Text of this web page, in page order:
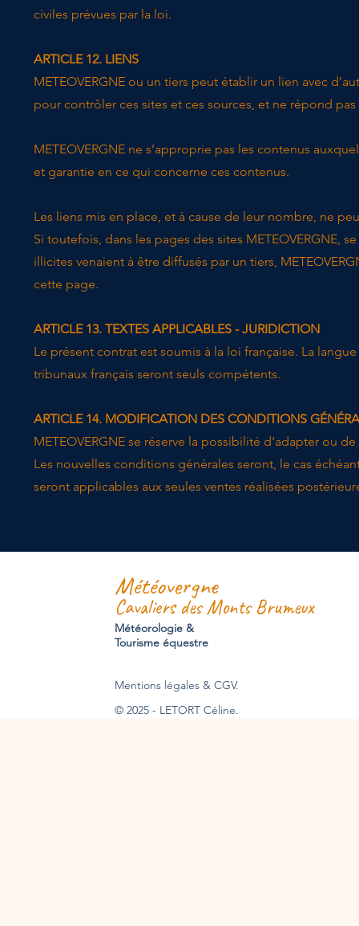
civiles prévues par la loi.
ARTICLE 12. LIENS
​METEOVERGNE ou un tiers peut établir un lien avec
pour contrôler ces sites et ces sources, et ne répond
METEOVERGNE ne s’approprie pas les contenus
et garantie en ce qui concerne ces contenus.
Les liens mis en place, et à cause de leur nombre, ne
Si toutefois, dans les pages des sites METEOVERGNE,
illicites venaient à être diffusés par un tiers,
cette page.
ARTICLE 13. TEXTES APPLICABLES - JURIDICTION
​Le présent contrat est soumis à la loi française. La
tribunaux français seront seuls compétents.
ARTICLE 14. MODIFICATION DES CONDITIONS
​METEOVERGNE se réserve la possibilité d'adapter ou
Les nouvelles conditions générales seront, le cas
seront applicables aux seules ventes réalisées
Météovergne
Cavaliers des Monts Brumeux
Météorologie &
Tourisme équestre
Mentions légales & CGV.
© 2025 - LETORT Céline.